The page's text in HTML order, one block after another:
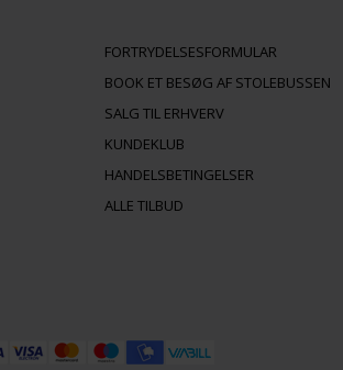
FORTRYDELSESFORMULAR
BOOK ET BESØG AF STOLEBUSSEN
SALG TIL ERHVERV
KUNDEKLUB
HANDELSBETINGELSER
ALLE TILBUD